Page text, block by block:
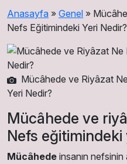
Anasayfa » Genel »
Nefs Eğitimindeki Yeri Nedir?
Mücâhede ve Riyâzat
Yeri Nedir?
Mücâhede ve
Nefs
Mücâhede insanın